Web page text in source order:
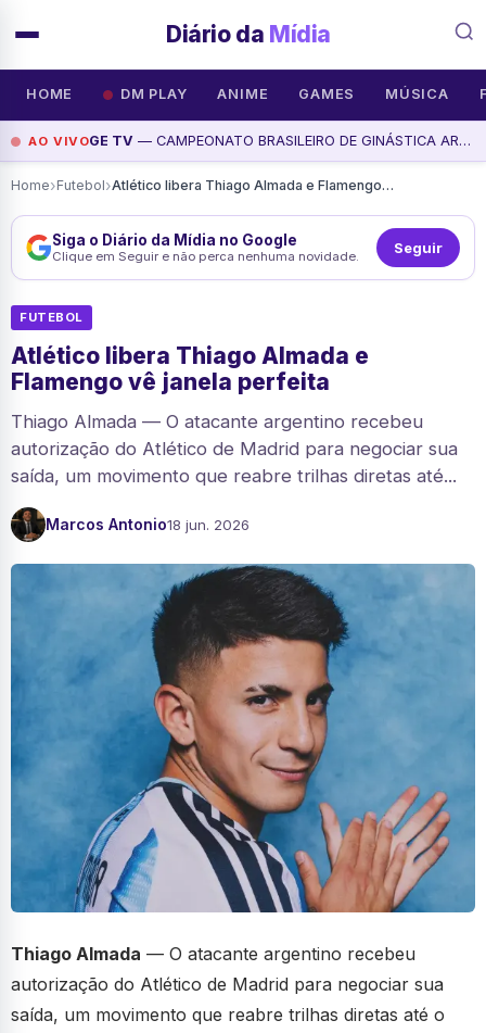
Diário da Mídia
HOME DM PLAY ANIME GAMES MÚSICA
AO VIVOGE TV — CAMPEONATO BRASILEIRO DE GINÁSTICA ARTÍSTICA 2026 | FINAIS DIA 1 | ge tv, assista agora
Home›Futebol› Atlético libera Thiago Almada e Flamengo vê janela perfeita
Siga o Diário da Mídia no Google
Clique em Seguir e não perca nenhuma novidade. Seguir
FUTEBOL
Atlético libera Thiago Almada e
Flamengo vê janela perfeita
Thiago Almada — O atacante argentino recebeu
autorização do Atlético de Madrid para negociar sua
saída, um movimento que reabre trilhas diretas até...
Marcos Antonio18 jun. 2026
Thiago Almada — O atacante argentino recebeu
autorização do Atlético de Madrid para negociar sua
saída, um movimento que reabre trilhas diretas até o